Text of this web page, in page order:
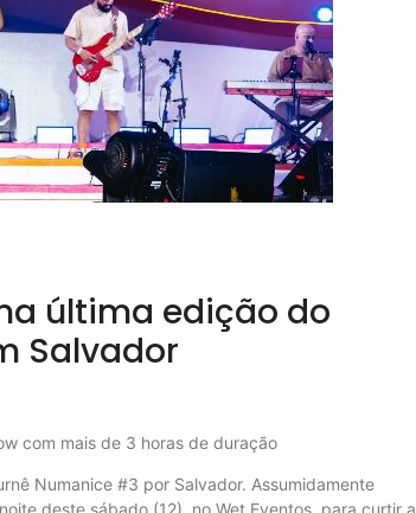
última edição do
Salvador
com mais de 3 horas de duração
Numanice #3 por Salvador. Assumidamente